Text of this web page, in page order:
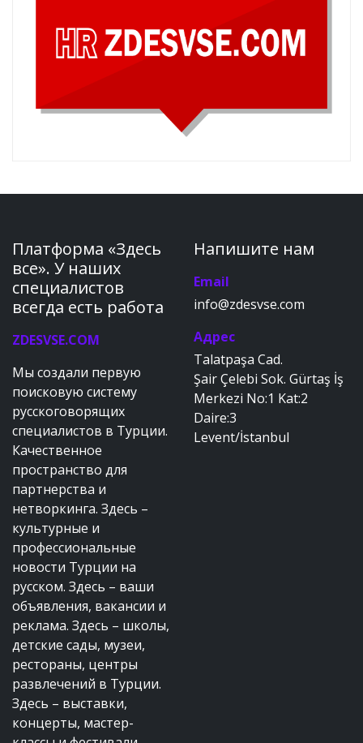
Платформа «Здесь
все». У наших
специалистов
всегда есть работа
ZDESVSE.COM
Мы создали первую
поисковую систему
русскоговорящих
специалистов в Турции.
Качественное
пространство для
партнерства и
нетворкинга. Здесь –
культурные и
профессиональные
новости Турции на
русском. Здесь – ваши
объявления, вакансии и
реклама. Здесь – школы,
детские сады, музеи,
рестораны, центры
развлечений в Турции.
Здесь – выставки,
концерты, мастер-
Напишите нам
Email
info@zdesvse.com
Адрес
Talatpaşa Cad.
Şair Çelebi Sok. Gürtaş İş
Merkezi No:1 Kat:2
Daire:3
Levent/İstanbul